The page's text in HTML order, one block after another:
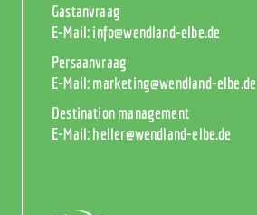
Gastanvraag
E-Mail:info@wendland-elbe.de
Persaanvraag
E-Mail:marketing@wendland-elbe.de
Destination management
E-Mail:heller@wendland-elbe.de